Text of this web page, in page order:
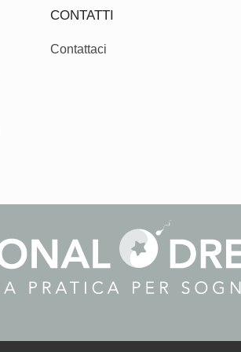
CONTATTI
Contattaci